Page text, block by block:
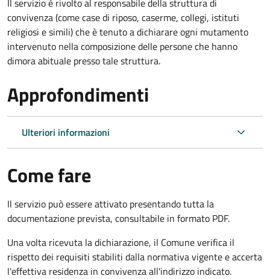
convivenza (come case di riposo, caserme, collegi, istituti
religiosi e simili) che è tenuto a dichiarare ogni mutamento
intervenuto nella composizione delle persone che hanno
dimora abituale presso tale struttura.
Approfondimenti
Ulteriori informazioni
Come fare
Il servizio può essere attivato presentando tutta la
documentazione prevista, consultabile in formato PDF.
Una volta ricevuta la dichiarazione, il Comune verifica il
rispetto dei requisiti stabiliti dalla normativa vigente e accerta
l'effettiva residenza in convivenza all'indirizzo indicato.